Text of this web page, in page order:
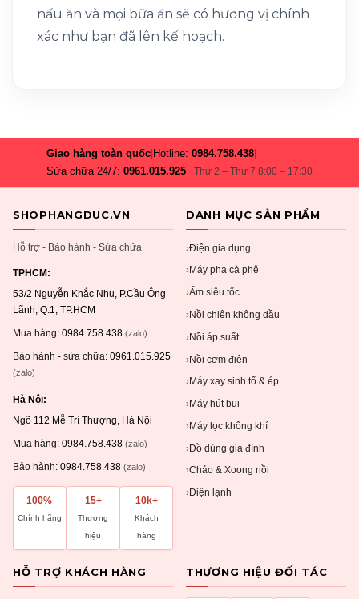
nấu ăn và mọi bữa ăn sẽ có hương vị chính
xác như bạn đã lên kế hoạch.
Giao hàng toàn quốc|Hotline:0984.758.438|
Sửa chữa 24/7:0961.015.925 Thứ 2 – Thứ 7 8:00 – 17:30
SHOPHANGDUC.VN
Hỗ trợ - Bảo hành - Sửa chữa
TPHCM:
53/2 Nguyễn Khắc Nhu, P.Cầu Ông
Lãnh, Q.1, TP.HCM
Mua hàng: 0984.758.438 (zalo)
Bảo hành - sửa chữa: 0961.015.925
(zalo)
Hà Nội:
Ngõ 112 Mễ Trì Thượng, Hà Nội
Mua hàng: 0984.758.438 (zalo)
Bảo hành: 0984.758.438 (zalo)
100%
Chính hãng
15+
Thương
hiệu
10k+
Khách
hàng
DANH MỤC SẢN PHẨM
›Điện gia dụng
› Máy pha cà phê
›Ấm siêu tốc
› Nồi chiên không dầu
›Nồi áp suất
›Nồi cơm điện
› Máy xay sinh tố & ép
› Máy hút bụi
›Máy lọc không khí
›Đồ dùng gia đình
›Chảo & Xoong nồi
›Điện lạnh
HỖ TRỢ KHÁCH HÀNG THƯƠNG HIỆU ĐỐI TÁC